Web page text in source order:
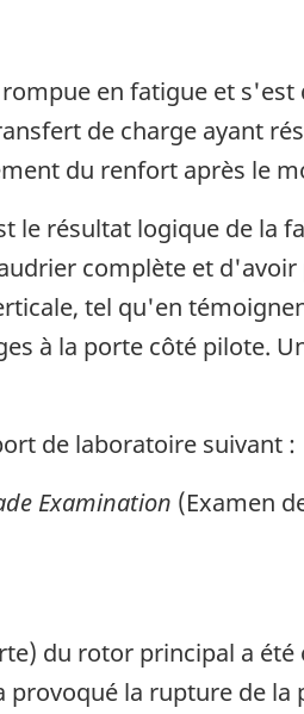
en fatigue et
de charge ayant
du renfort après le
le résultat logique de la
complète et
tel qu'en
à la porte côté pilote.
de laboratoire suivant :
Examination (Examen
du rotor principal a
la rupture de la